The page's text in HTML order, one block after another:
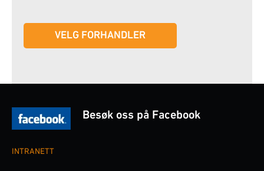
VELG FORHANDLER
INTRANETT
Besøk oss på Facebook